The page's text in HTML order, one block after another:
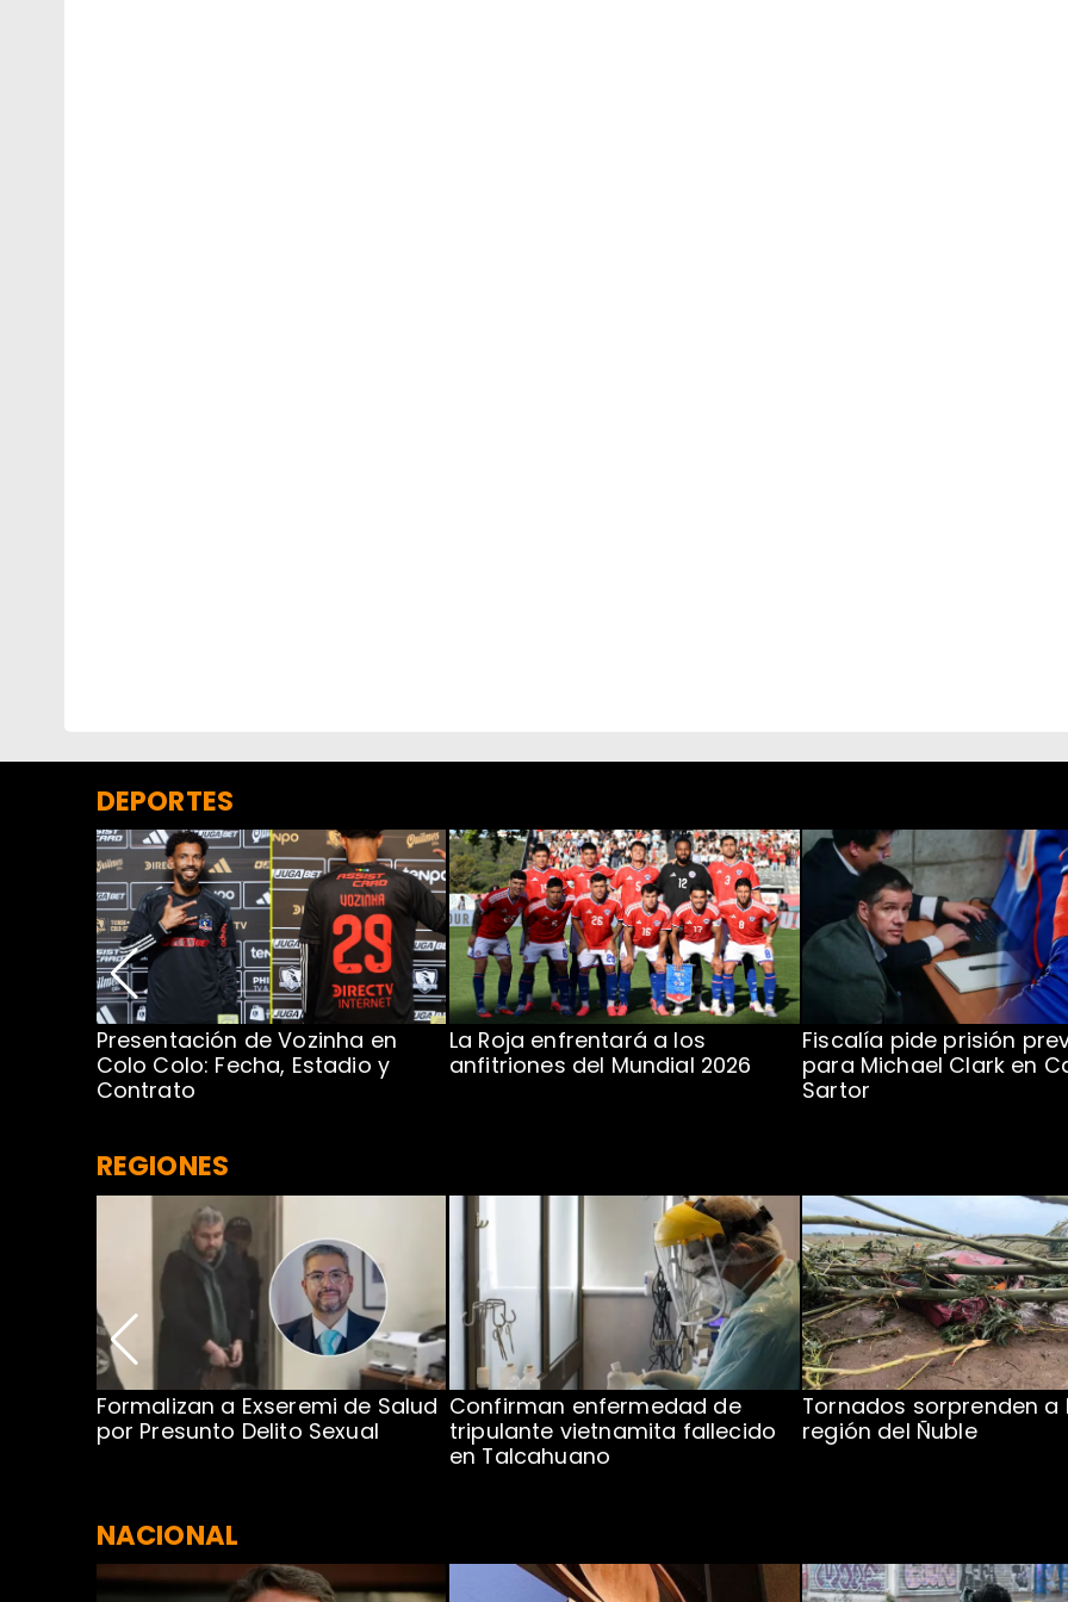
DEPORTES
Presentación de Vozinha en
Colo Colo: Fecha, Estadio y
Contrato
La Roja enfrentará a los
anfitriones del Mundial 2026
Fiscalía pide prisión
para Michael Clark en
Sartor
REGIONES
Formalizan a Exseremi de Salud
por Presunto Delito Sexual
Confirman enfermedad de
tripulante vietnamita fallecido
en Talcahuano
Tornados sorprenden a
región del Ñuble
NACIONAL